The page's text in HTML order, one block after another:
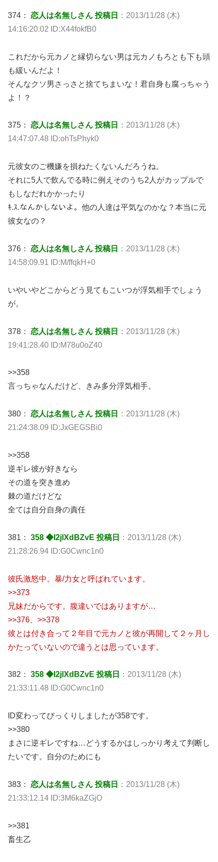
374： 恋人は名無しさん 投稿日
：2013/11/28 (木)
14:16:20.02 ID:X44fokfB0
これだから元カノと縁切らない男は元カノもろとも下も頭
も緩いんだよ！
そんなクソ男さっさと捨てちまいな！君自身も腐っちゃう
よ！？
375： 恋人は名無しさん 投稿日
：2013/11/28 (木)
14:47:07.48 ID:ohTsPhyk0
元彼女のご機嫌を損ねたくないんだろうね。
それに5人で飲んでる時に例えそのうち2人がカップルで
もしなだれかかったり
ｷ.ｽ.なんかしないよ。他の人達は平気なのかな？本当に元
彼女なの？
376： 恋人は名無しさん 投稿日
：2013/11/28 (木)
14:58:09.91 ID:M/ffqkH+0
いやいやどこからどう見てもこいつが浮気相手でしょう
が。
378： 恋人は名無しさん 投稿日
：2013/11/28 (木)
19:41:28.40 ID:M78u0oZ40
>>358
言っちゃなんだけど、きみ多分浮気相手。
380： 恋人は名無しさん 投稿日
：2013/11/28 (木)
21:24:38.09 ID:JxGEGSBi0
>>358
逆ギレ彼が好きなら
その道を突き進め
棘の道だけどな
全ては自分自身の責任
381： 358 ◆I2jlXdBZvE 投稿日
：2013/11/28 (木)
21:28:26.94 ID:G0Cwnc1n0
彼氏激怒中。暴/力女と呼ばれています。
>>373
兄妹だからです。腹違いではありますが…
>>376、>>378
彼とは付き合って２年目で元カノと彼が再開して２ヶ月し
かたっていないので違うとは思っています。
382： 358 ◆I2jlXdBZvE 投稿日
：2013/11/28 (木)
21:33:11.48 ID:G0Cwnc1n0
ID変わってびっくりしましたが358です。
>>380
まさに逆ギレですね…どうするかはしっかり考えて判断し
たいです。自分のためにも
383： 恋人は名無しさん 投稿日
：2013/11/28 (木)
21:33:12.14 ID:3M6kaZGjO
>>381
畜生乙